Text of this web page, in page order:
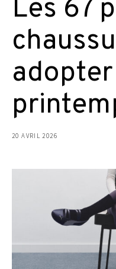
Les 67
20 AVRIL 2026